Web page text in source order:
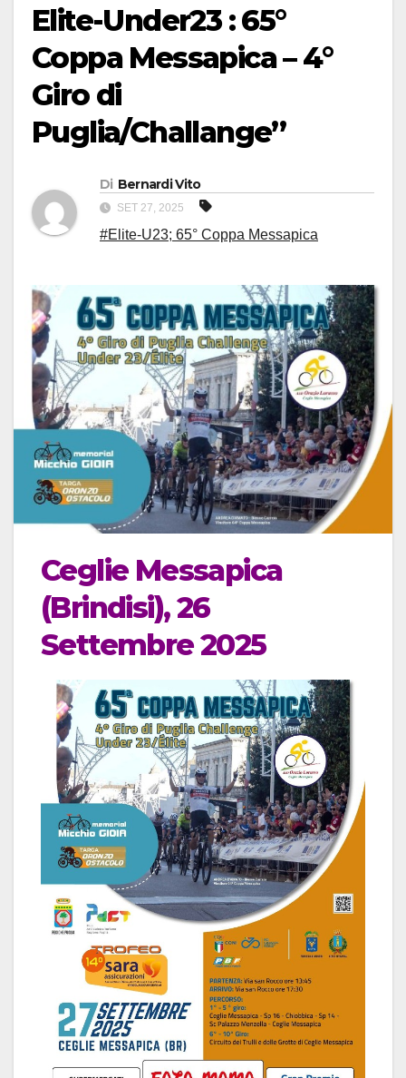
Elite-Under23 : 65°
Coppa Messapica – 4°
Giro di
Puglia/Challange”
Di Bernardi Vito
SET 27, 2025
#Elite-U23; 65° Coppa Messapica
Ceglie Messapica
(Brindisi), 26
Settembre 2025